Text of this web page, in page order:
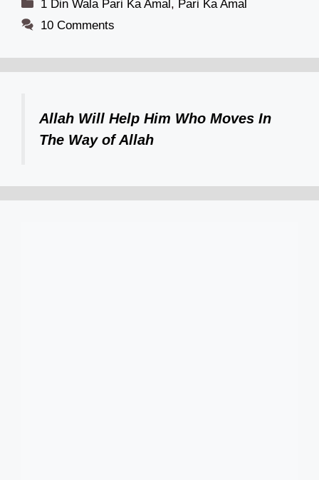
1 Din Wala Pari Ka Amal, Pari Ka Amal
10 Comments
Allah Will Help Him Who Moves In
The Way of Allah